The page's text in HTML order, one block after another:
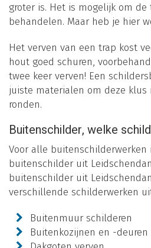
groter is. Het is mogelijk om de
behandelen. Maar heb je hier
Het verven van een trap kost
hout goed schuren,
twee keer verven! Een
juiste materialen om deze
ronden.
Buitenschilder, welke
Voor alle buitenschilderwerken
buitenschilder uit
buitenschilder uit
verschillende schilderwerken
Buitenmuur schilderen
Buitenkozijnen en -deuren